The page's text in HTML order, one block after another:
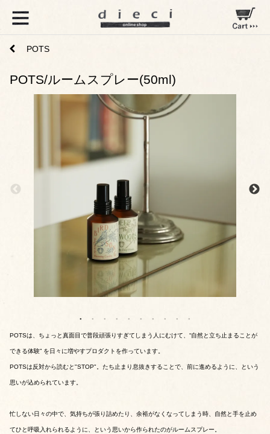
POTS
POTS/ルームスプレー(50ml)
POTSは、ちょっと真面目で普段頑張りすぎてしまう人にむけて、“自然と立ち止まることが
できる体験” を日々に増やすプロダクトを作っています。
POTSは反対から読むと"STOP"。たち止まり息抜きすることで、前に進めるように、という
思いが込められています。
忙しない日々の中で、気持ちが張り詰めたり、余裕がなくなってしまう時、自然と手を止め
てひと呼吸入れられるように、という思いから作られたのがルームスプレー。